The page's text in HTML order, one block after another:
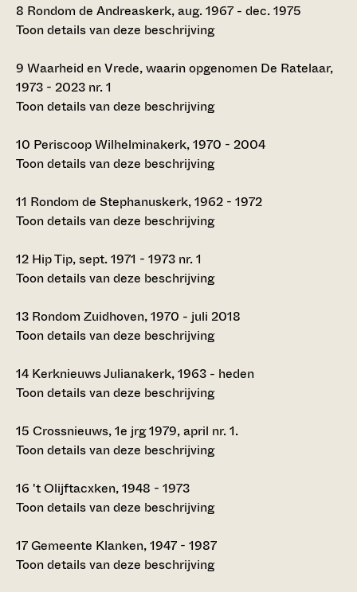
8 Rondom de Andreaskerk, aug. 1967 - dec. 1975
Toon details van deze beschrijving
9 Waarheid en Vrede, waarin opgenomen De Ratelaar,
1973 - 2023 nr. 1
Toon details van deze beschrijving
10 Periscoop Wilhelminakerk, 1970 - 2004
Toon details van deze beschrijving
11 Rondom de Stephanuskerk, 1962 - 1972
Toon details van deze beschrijving
12 Hip Tip, sept. 1971 - 1973 nr. 1
Toon details van deze beschrijving
13 Rondom Zuidhoven, 1970 - juli 2018
Toon details van deze beschrijving
14 Kerknieuws Julianakerk, 1963 - heden
Toon details van deze beschrijving
15 Crossnieuws, 1e jrg 1979, april nr. 1.
Toon details van deze beschrijving
16 't Olijftacxken, 1948 - 1973
Toon details van deze beschrijving
17Gemeente Klanken, 1947 - 1987
Toon details van deze beschrijving